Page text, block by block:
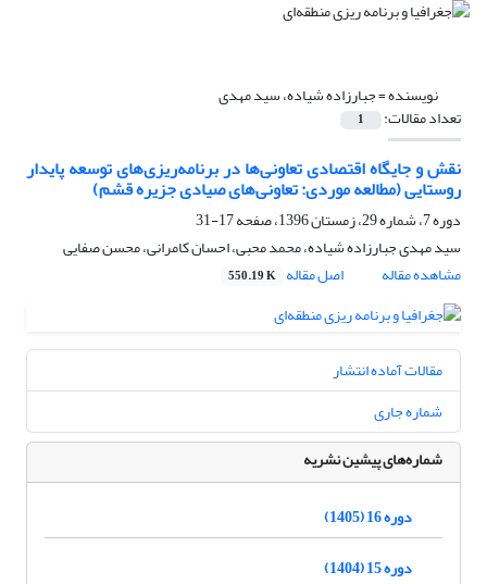
نویسنده =جبارزاده شیاده، سید مهدی
تعداد مقالات: 1
نقش و جایگاه اقتصادی تعاونی‌ها در برنامه‌ریزی‌های توسعه پایدار
روستایی (مطالعه موردی: تعاونی‌های صیادی جزیره قشم)
دوره 7، شماره 29، زمستان 1396، صفحه
17-31
سید مهدی جبارزاده شیاده، محمد محبی، احسان کامرانی، محسن صفایی
مشاهده مقاله
اصل مقاله 550.19 K
مقالات آماده انتشار
شماره جاری
شماره‌های پیشین نشریه
دوره 16 (1405)
دوره 15 (1404)